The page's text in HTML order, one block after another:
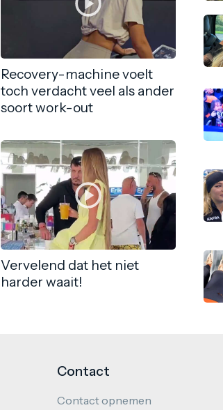
Recovery-machine voelt
toch verdacht veel als ander
soort work-out
Vervelend dat het niet
harder waait!
Contact
Contact opnemen